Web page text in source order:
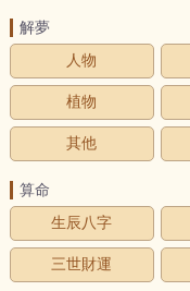
解夢
人物
植物
其他
算命
生辰八字
三世財運